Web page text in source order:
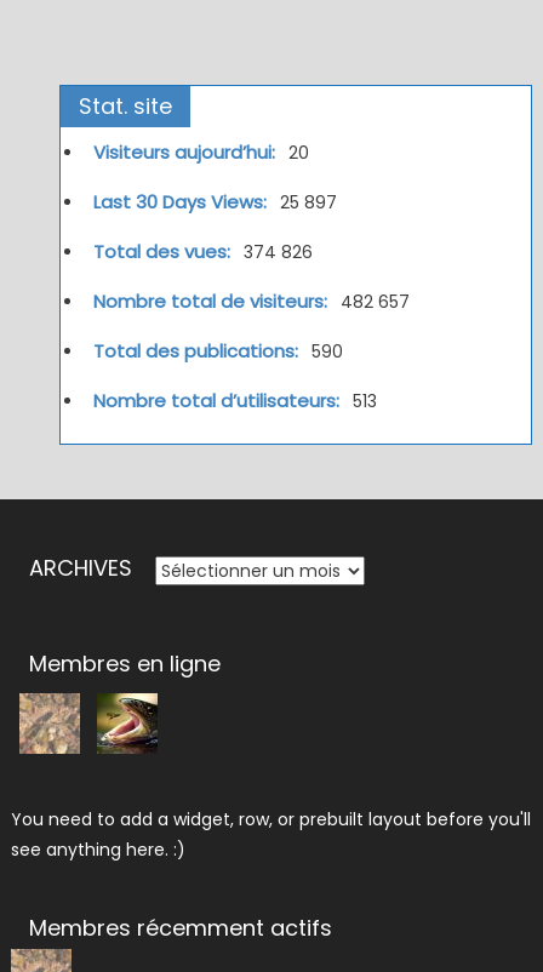
Stat. site
Visiteurs aujourd’hui: 20
Last 30 Days Views: 25 897
Total des vues: 374 826
Nombre total de visiteurs: 482 657
Total des publications: 590
Nombre total d’utilisateurs: 513
ARCHIVES ARCHIVES
Membres en ligne
You need to add a widget, row, or prebuilt layout before you'll
see anything here. :)
Membres récemment actifs